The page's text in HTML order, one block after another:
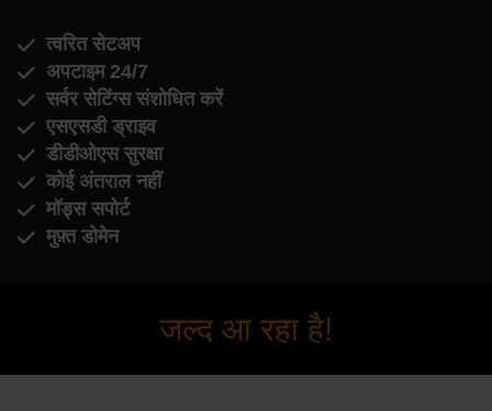
त्वरित सेटअप
अपटाइम 24/7
सर्वर सेटिंग्स संशोधित करें
एसएसडी ड्राइव
डीडीओएस सुरक्षा
कोई अंतराल नहीं
मॉड्स सपोर्ट
मुफ़्त डोमेन
जल्द आ रहा है!